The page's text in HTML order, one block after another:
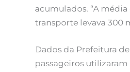
acumulados. “A
transporte levava 300
Dados da Prefeitura
passageiros